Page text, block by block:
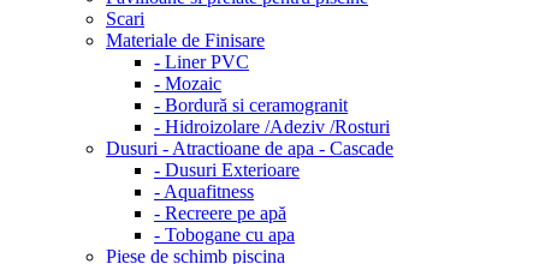
Scari
Materiale de Finisare
- Liner PVC
- Mozaic
- Bordură si ceramogranit
- Hidroizolare /Adeziv /Rosturi
Dusuri - Atractioane de apa - Cascade
- Dusuri Exterioare
- Aquafitness
- Recreere pe apă
- Tobogane cu apa
Piese de schimb piscina